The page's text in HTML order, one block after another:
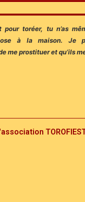
pour toréer, tu n’as
à la maison. Je
me prostituer et qu’ils